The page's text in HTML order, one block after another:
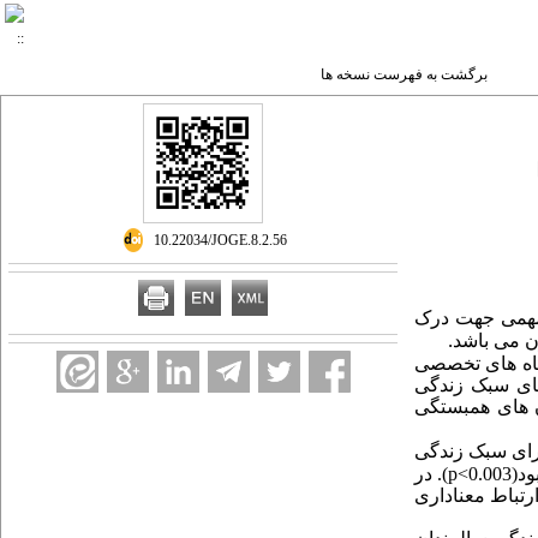
برگشت به فهرست نسخه ها
جهت درک
می باشد.
های تخصصی
سبک زندگی
های همبستگی
نمونه ها دارای سبک زندگی
(
0.003
>
p
). در
معناداری
‎ 10.22034/JOGE.8.2.56